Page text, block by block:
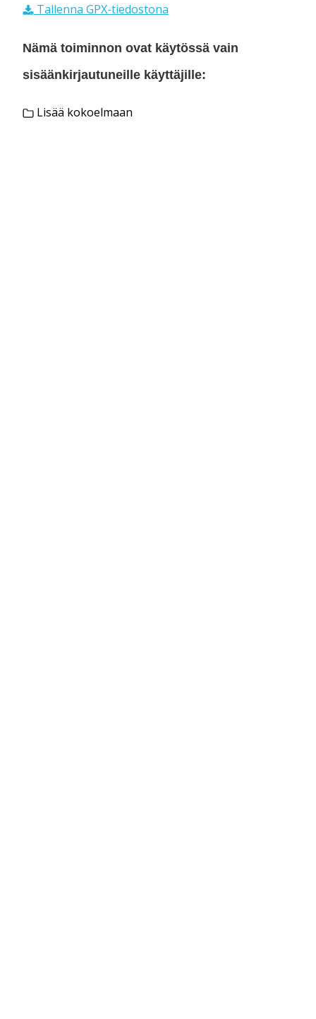
Tallenna GPX-tiedostona
Nämä toiminnon ovat käytössä vain
sisäänkirjautuneille käyttäjille:
Lisää kokoelmaan